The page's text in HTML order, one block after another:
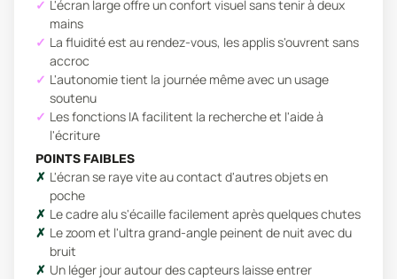
L'écran large offre un confort visuel sans tenir à deux
mains
La fluidité est au rendez-vous, les applis s'ouvrent sans
accroc
L'autonomie tient la journée même avec un usage
soutenu
Les fonctions IA facilitent la recherche et l'aide à
l'écriture
POINTS FAIBLES
L'écran se raye vite au contact d'autres objets en
poche
Le cadre alu s'écaille facilement après quelques chutes
Le zoom et l'ultra grand-angle peinent de nuit avec du
bruit
Un léger jour autour des capteurs laisse entrer